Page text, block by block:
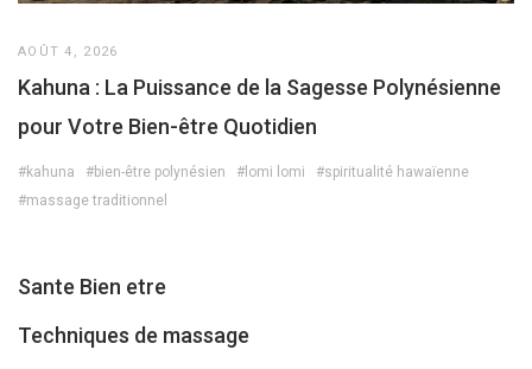
AOÛT 4, 2026
Kahuna : La Puissance de la Sagesse Polynésienne
pour Votre Bien-être Quotidien
#kahuna #bien-être polynésien #lomi lomi
#spiritualité hawaïenne
#massage traditionnel
Sante Bien etre
Techniques de massage